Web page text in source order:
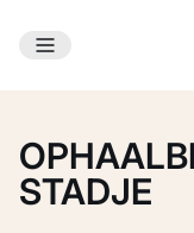
Ga naar
STADJE